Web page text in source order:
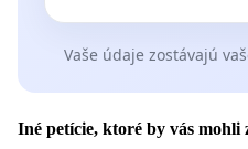
Vaše údaje zostávajú
Iné petície, ktoré by vás